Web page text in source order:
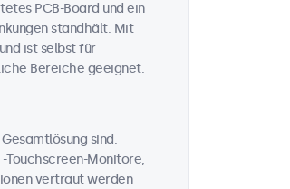
PCB-Board und ein
standhält. Mit
ist selbst für
Bereiche geeignet.
sind.
Monitore,
vertraut werden